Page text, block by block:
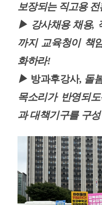
보장되는 직고용
▶ 강사채용채용,
까지 교육청이 책
화하라!
▶ 방과후강사, 돌
목소리가 반영되
과 대책기구를 구